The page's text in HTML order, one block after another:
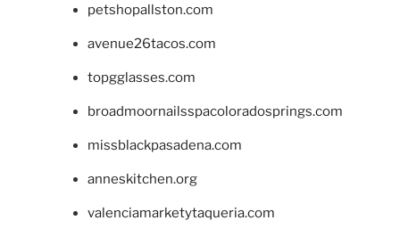
petshopallston.com
avenue26tacos.com
topgglasses.com
broadmoornailsspacoloradosprings.com
missblackpasadena.com
anneskitchen.org
valenciamarketytaqueria.com